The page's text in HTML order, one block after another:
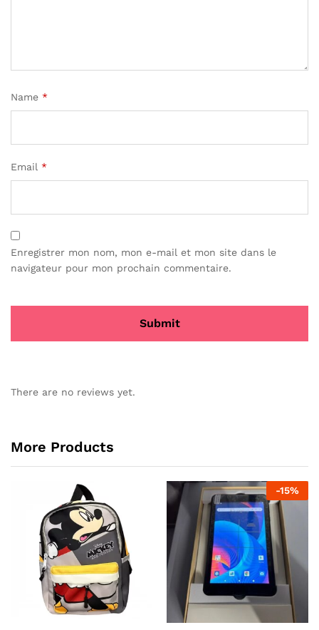
Name *
Email *
Enregistrer mon nom, mon e-mail et mon site dans le
navigateur pour mon prochain commentaire.
There are no reviews yet.
More Products
-15%